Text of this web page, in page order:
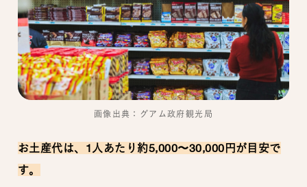
画像出典：グアム政府観光局
お土産代は、1人あたり約5,000〜30,000円が目安で
す。